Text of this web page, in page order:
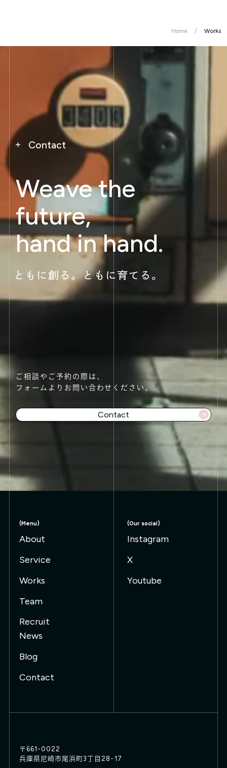
Home Works
Contact
Weave the
future,
hand in hand.
ご相談やご予約の際は、
フォームよりお問い合わせください。
Contact
Contact 👉
(Menu)
About
Service
Works
Team
Recruit
News
Blog
Contact
(Our social)
Instagram
X
Youtube
〒661-0022
兵庫県尼崎市尾浜町3丁目28-17